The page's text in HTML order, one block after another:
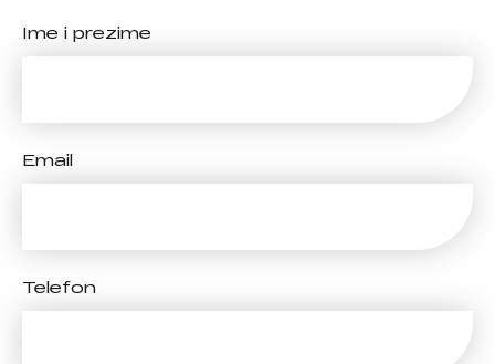
Ime i prezime
Email
Telefon